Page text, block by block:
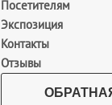
Посетителям
Экспозиция
Контакты
Отзывы